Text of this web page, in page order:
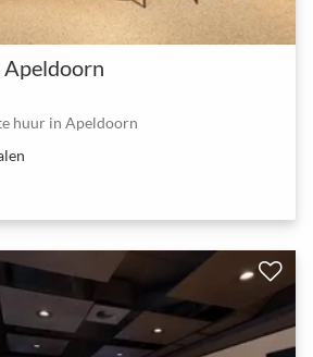
Apeldoorn
huur in Apeldoorn